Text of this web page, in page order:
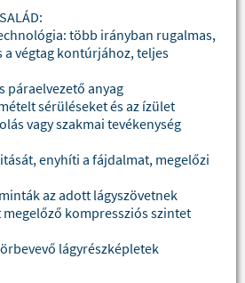
több irányban rugalmas,
végtag kontúrjához, teljes
páraelvezető anyag
sérüléseket és az ízület
vagy szakmai tevékenység
enyhíti a fájdalmat, megelőzi
az adott lágyszövetnek
kompressziós szintet
lágyrészképletek